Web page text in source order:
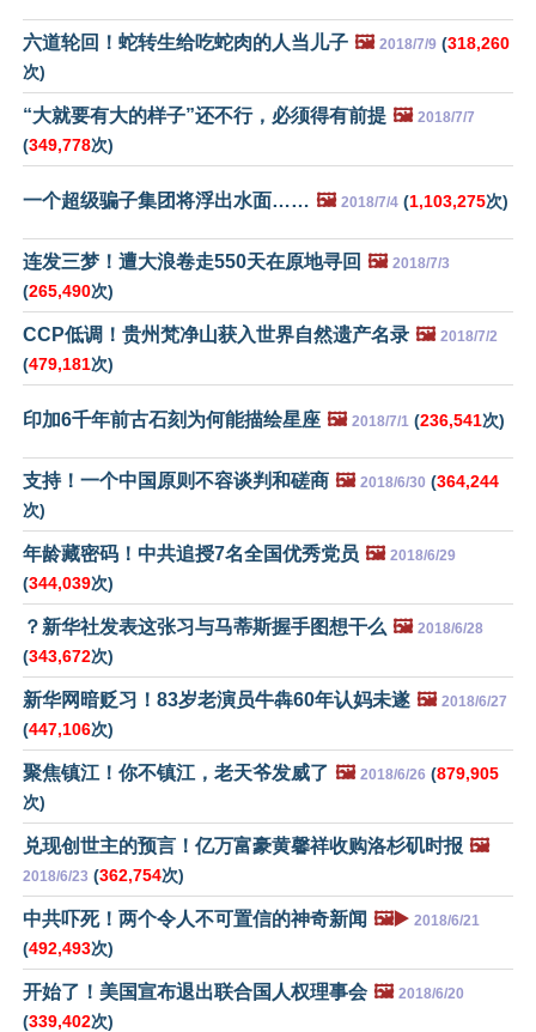
六道轮回！蛇转生给吃蛇肉的人当儿子 🖼️ 2018/7/9 (318,260
次)
“大就要有大的样子”还不行，必须得有前提 🖼️ 2018/7/7
(349,778次)
一个超级骗子集团将浮出水面…… 🖼️ 2018/7/4 (1,103,275次)
连发三梦！遭大浪卷走550天在原地寻回 🖼️ 2018/7/3
(265,490次)
CCP低调！贵州梵净山获入世界自然遗产名录 🖼️ 2018/7/2
(479,181次)
印加6千年前古石刻为何能描绘星座 🖼️ 2018/7/1 (236,541次)
支持！一个中国原则不容谈判和磋商 🖼️ 2018/6/30 (364,244
次)
年龄藏密码！中共追授7名全国优秀党员 🖼️ 2018/6/29
(344,039次)
？新华社发表这张习与马蒂斯握手图想干么 🖼️ 2018/6/28
(343,672次)
新华网暗贬习！83岁老演员牛犇60年认妈未遂 🖼️ 2018/6/27
(447,106次)
聚焦镇江！你不镇江，老天爷发威了 🖼️ 2018/6/26 (879,905
次)
兑现创世主的预言！亿万富豪黄馨祥收购洛杉矶时报 🖼️
2018/6/23 (362,754次)
中共吓死！两个令人不可置信的神奇新闻 🖼️▶️ 2018/6/21
(492,493次)
开始了！美国宣布退出联合国人权理事会 🖼️ 2018/6/20
(339,402次)